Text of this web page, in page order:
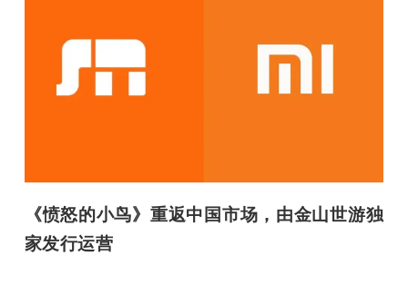
《愤怒的小鸟》重返中国市场，由金山世游独
家发行运营